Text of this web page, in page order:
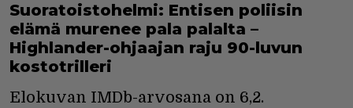
Suoratoistohelmi: Entisen poliisin
elämä murenee pala palalta –
Highlander-ohjaajan raju 90-luvun
kostotrilleri
Elokuvan IMDb-arvosana on 6,2.